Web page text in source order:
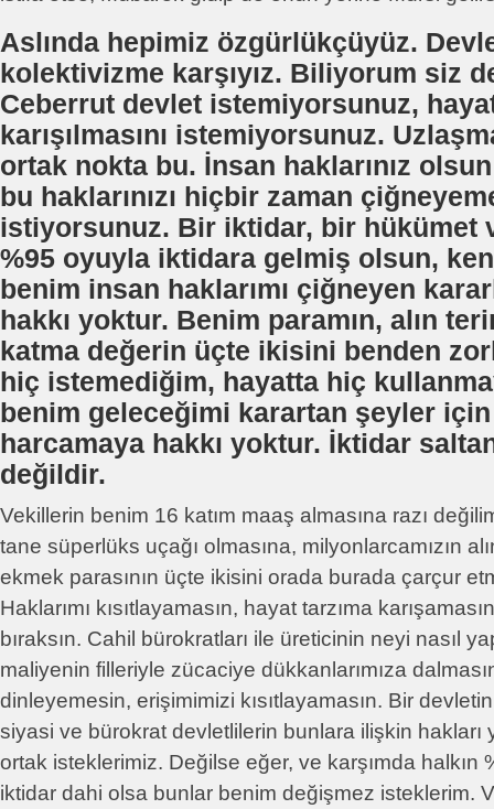
Aslında hepimiz özgürlükçüyüz.
kolektivizme karşıyız. Biliyorum siz
Ceberrut devlet istemiyorsunuz, hayat
karışılmasını istemiyorsunuz.
ortak nokta bu. İnsan haklarınız
bu haklarınızı hiçbir zaman
istiyorsunuz. Bir iktidar, bir hükümet
%95 oyuyla iktidara gelmiş olsun,
benim insan haklarımı çiğneyen
hakkı yoktur. Benim paramın, alın
katma değerin üçte ikisini benden
hiç istemediğim, hayatta hiç
benim geleceğimi karartan şeyler
harcamaya hakkı yoktur. İktidar
değildir.
Vekillerin benim 16 katım maaş almasına razı
tane süperlüks uçağı olmasına, milyonlarcamızın
ekmek parasının üçte ikisini orada burada çarçur
Haklarımı kısıtlayamasın, hayat tarzıma
bıraksın. Cahil bürokratları ile üreticinin neyi nasıl
maliyenin filleriyle zücaciye dükkanlarımıza
dinleyemesin, erişimimizi kısıtlayamasın. Bir
siyasi ve bürokrat devletlilerin bunlara ilişkin hakları
ortak isteklerimiz. Değilse eğer, ve karşımda halkın
iktidar dahi olsa bunlar benim değişmez isteklerim.